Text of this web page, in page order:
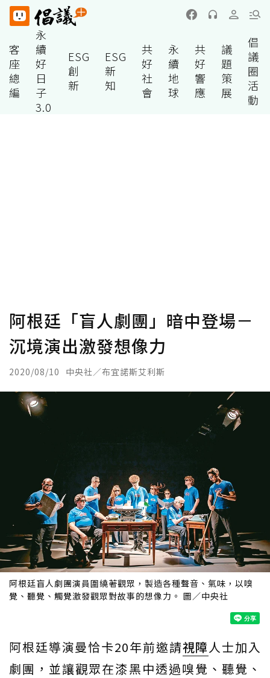
客
座
總
編
永
續
好
日
子
3.0
ESG
創
新
ESG
新
知
共
好
社
會
永
續
地
球
共
好
響
應
議
題
策
展
倡
議
圈
活
動
阿根廷「盲人劇團」暗中登場－
沉境演出激發想像力
2020/08/10 中央社／布宜諾斯艾利斯
阿根廷盲人劇團演員圍繞著觀眾，製造各種聲音、氣味，以嗅
覺、聽覺、觸覺激發觀眾對故事的想像力。 圖／中央社
阿根廷導演曼恰卡20年前邀請視障 人士加入
劇團，並讓觀眾在漆黑中透過嗅覺、聽覺、